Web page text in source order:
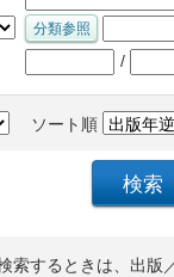
/
ソート順
索するときは、出版